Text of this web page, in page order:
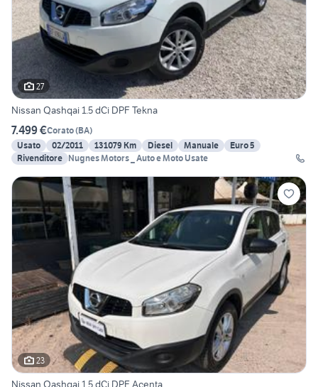
27
Nissan Qashqai 1.5 dCi DPF Tekna
7.499 €Corato(BA)
Usato
02/2011 131079 Km Diesel Manuale
Euro 5
Rivenditore Nugnes Motors _ Auto e Moto Usate
23
Nissan Qashqai 1.5 dCi DPF Acenta